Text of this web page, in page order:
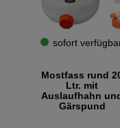
sofort
Mostfass rund
Ltr. mit
Auslaufhahn
Gärspund